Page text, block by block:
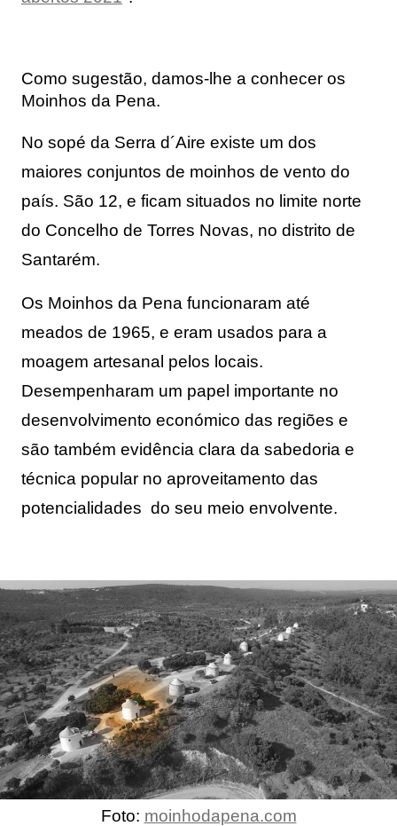
Como sugestão, damos-lhe a conhecer os
Moinhos da Pena.
No sopé da Serra d´Aire existe um dos
maiores conjuntos de moinhos de vento do
país. São 12, e ficam situados no limite norte
do Concelho de Torres Novas, no distrito de
Santarém.
Os Moinhos da Pena funcionaram até
meados de 1965, e eram usados para a
moagem artesanal pelos locais.
Desempenharam um papel importante no
desenvolvimento económico das regiões e
são também evidência clara da sabedoria e
técnica popular no aproveitamento das
potencialidades  do seu meio envolvente.
Foto: moinhodapena.com